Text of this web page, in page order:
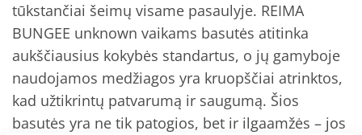
tūkstančiai šeimų visame pasaulyje. REIMA
BUNGEE unknown vaikams basutės atitinka
aukščiausius kokybės standartus, o jų gamyboje
naudojamos medžiagos yra kruopščiai atrinktos,
kad užtikrintų patvarumą ir saugumą. Šios
basutės yra ne tik patogios, bet ir ilgaamžės – jos